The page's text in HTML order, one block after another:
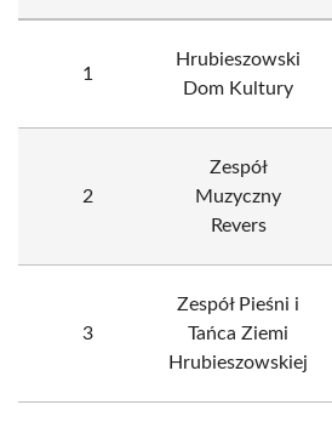
1
Hrubieszowski
Dom Kultury
2
Zespół
Muzyczny
Revers
3
Zespół Pieśni i
Tańca Ziemi
Hrubieszowskiej